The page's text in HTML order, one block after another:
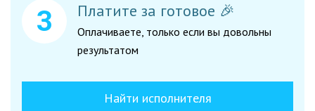
Платите за готовое 🎉
Оплачиваете, только если вы довольны
результатом
Найти исполнителя